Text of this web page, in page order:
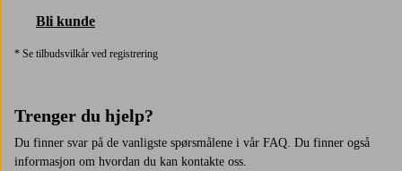
Bli kunde
* Se tilbudsvilkår ved registrering
Trenger du hjelp?
Du finner svar på de vanligste spørsmålene i vår FAQ. Du finner også
informasjon om hvordan du kan kontakte oss.